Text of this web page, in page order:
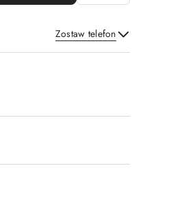
Zostaw telefon
Wyślij